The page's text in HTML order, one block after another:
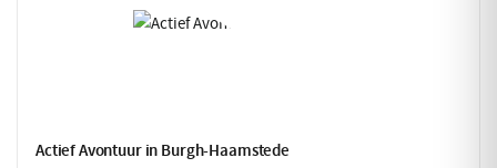
Actief Avontuur in Burgh-Haamstede